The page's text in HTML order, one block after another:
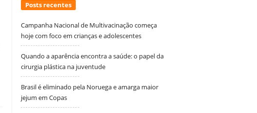
Posts recentes
Campanha Nacional de Multivacinação começa
hoje com foco em crianças e adolescentes
Quando a aparência encontra a saúde: o papel da
cirurgia plástica na juventude
Brasil é eliminado pela Noruega e amarga maior
jejum em Copas